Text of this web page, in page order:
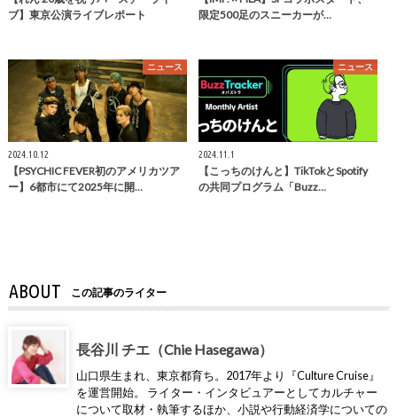
ブ】東京公演ライブレポート
限定500足のスニーカーが…
ニュース
2024.10.12
【PSYCHIC FEVER初のアメリカツア
ー】6都市にて2025年に開…
ニュース
2024.11.1
【こっちのけんと】TikTokとSpotify
の共同プログラム「Buzz…
ABOUT この記事のライター
長谷川 チエ（Chie Hasegawa）
山口県生まれ、東京都育ち。2017年より『Culture Cruise』
を運営開始。 ライター・インタビュアーとしてカルチャー
について取材・執筆するほか、小説や行動経済学についての